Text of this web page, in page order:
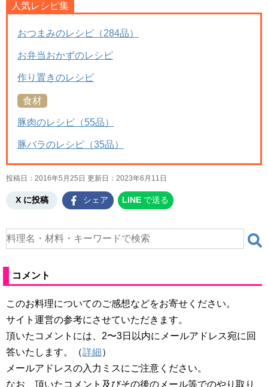
人気レシピ集
おつまみのレシピ（284品）
お弁当おかずのレシピ
作り置きのレシピ
食材
豚肉のレシピ（55品）
豚バラのレシピ（35品）
投稿日：2016年5月25日 更新日： 2023年6月11日
X に投稿 シェア LINE で送る
コメント
このお料理についてのご感想などをお寄せください。
サイト運営の参考にさせていただきます。
頂いたコメントには、2〜3日以内にメールアドレス宛に回
答いたします。（詳細）
メールアドレスの入力ミスにご注意ください。
なお、頂いたコメント及びその後のメール等でのやり取り